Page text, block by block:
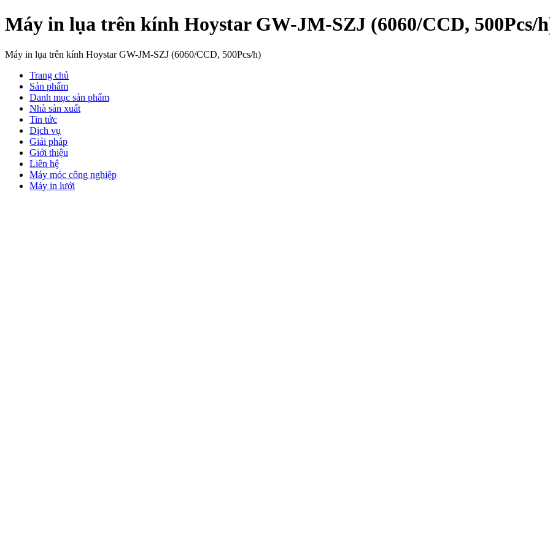
Máy in lụa trên kính Hoystar GW-JM-SZJ (6060/CCD, 500Pcs/
Máy in lụa trên kính Hoystar GW-JM-SZJ (6060/CCD, 500Pcs/h)
Trang chủ
Sản phẩm
Danh mục sản phẩm
Nhà sản xuất
Tin tức
Dịch vụ
Giải pháp
Giới thiệu
Liên hệ
Máy móc công nghiệp
Máy in lưới